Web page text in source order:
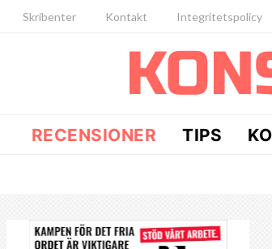
Skribenter Kontakt Integritetspolicy
RECENSIONER TIPS